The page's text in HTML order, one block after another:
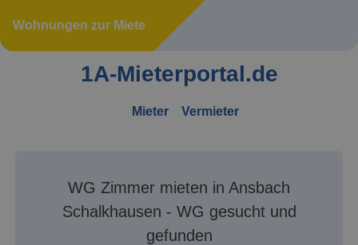
Wohnungen zur Miete
1A-Mieterportal.de
Mieter Vermieter
WG Zimmer mieten in Ansbach
Schalkhausen - WG gesucht und
gefunden